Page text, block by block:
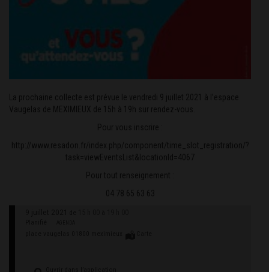
La prochaine collecte est prévue le vendredi 9 juillet 2021 à l’espace
Vaugelas de MEXIMIEUX de 15h à 19h sur rendez-vous.
Pour vous inscrire :
http://www.resadon.fr/index.php/component/time_slot_registration/?
task=viewEventsList&locationId=4067
Pour tout renseignement :
04 78 65 63 63